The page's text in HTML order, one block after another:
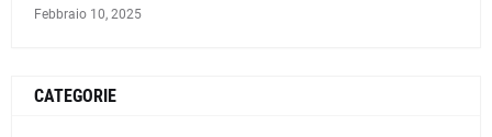
Febbraio 10, 2025
CATEGORIE